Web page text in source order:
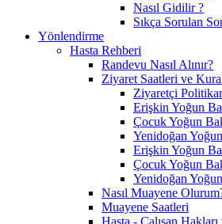
Nasıl Gidilir ?
Sıkça Sorulan
Yönlendirme
Hasta Rehberi
Randevu Nasıl Alınır?
Ziyaret Saatleri ve
Ziyaretçi
Erişkin Yoğun
Çocuk Yoğun
Yenidoğan
Erişkin Yoğun
Çocuk Yoğun
Yenidoğan
Nasıl Muayene
Muayene Saatleri
Hasta - Çalışan